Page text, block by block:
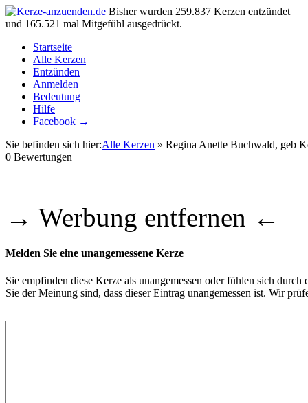
Bisher wurden 259.837 Kerzen entzündet
und 165.521 mal Mitgefühl ausgedrückt.
Startseite
Alle Kerzen
Entzünden
Anmelden
Bedeutung
Hilfe
Facebook →
Sie befinden sich hier:Alle Kerzen » Regina Anette Buchwald, geb
0 Bewertungen
→ Werbung entfernen ←
Melden Sie eine unangemessene Kerze
Sie empfinden diese Kerze als unangemessen oder fühlen sich
Sie der Meinung sind, dass dieser Eintrag unangemessen ist. Wir